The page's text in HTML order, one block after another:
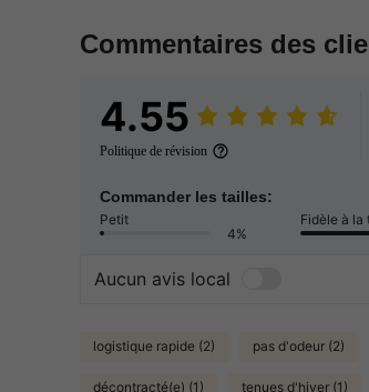
Commentaires des
4.55
Politique de révision
Commander les tailles:
Petit
4%
Fidèle à la
Aucun avis local
logistique rapide (2) pas d'odeur (2)
décontracté(e) (1) tenues d'hiver (1)